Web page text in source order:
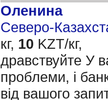
Оленина
Северо-
кг, 10 KZT/кг,
дравствуйте У
проблеми, і
від вашого